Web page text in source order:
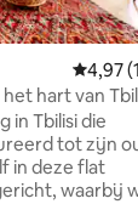
4,97
het hart van
in Tbilisi die
tot zijn
waarbij